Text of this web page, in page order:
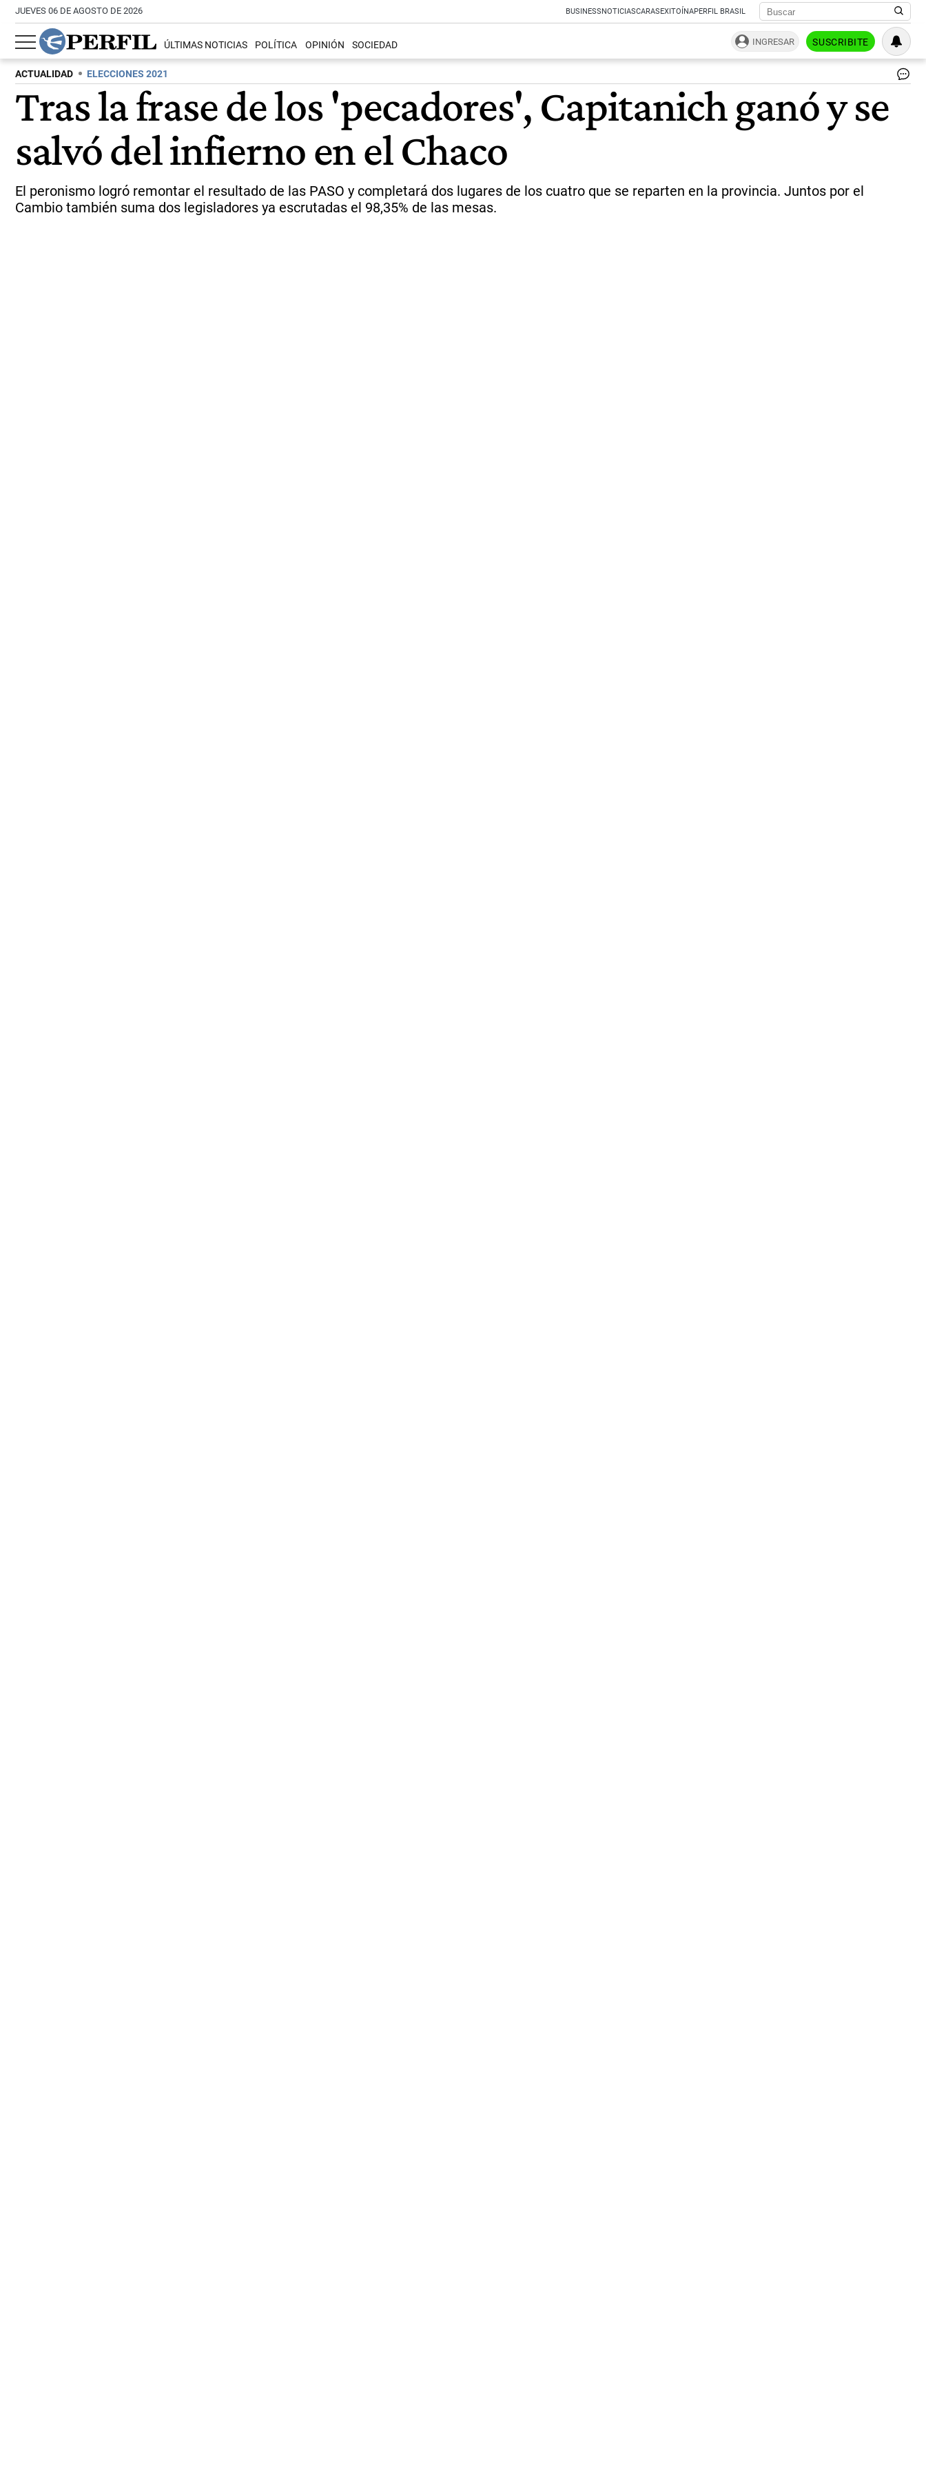
JUEVES 06 DE AGOSTO DE 2026 BUSINESSNOTICIASCARASEXITOÍNAPERFIL BRASIL
ÚLTIMAS NOTICIAS POLÍTICA OPINIÓN SOCIEDAD INGRESAR SUSCRIBITE
ACTUALIDAD ELECCIONES 2021
Tras la frase de los 'pecadores', Capitanich ganó y se
salvó del infierno en el Chaco
El peronismo logró remontar el resultado de las PASO y completará dos lugares de los cuatro que se reparten en la provincia. Juntos por el
Cambio también suma dos legisladores ya escrutadas el 98,35% de las mesas.